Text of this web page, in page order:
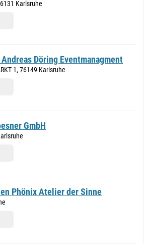
Karlsruhe
Döring Eventmanagment
1, 76149 Karlsruhe
GmbH
Phönix Atelier der Sinne